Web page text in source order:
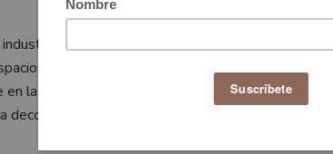
ha llegado a su máxima expresión y
de columnas oxidadas combinadas con
la búsqueda por ser diferentes y diseñar un
natural y orgánica inspirada en lo